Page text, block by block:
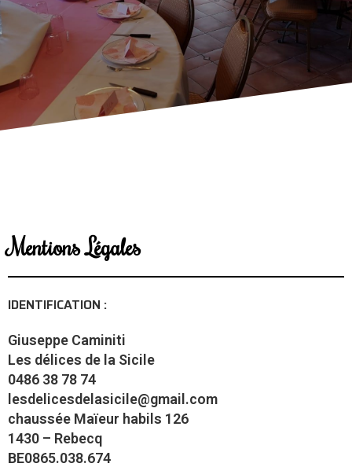
Mentions Légales
IDENTIFICATION :
Giuseppe Caminiti
Les délices de la Sicile
0486 38 78 74
lesdelicesdelasicile@gmail.com
chaussée Maïeur habils 126
1430 – Rebecq
BE0865.038.674